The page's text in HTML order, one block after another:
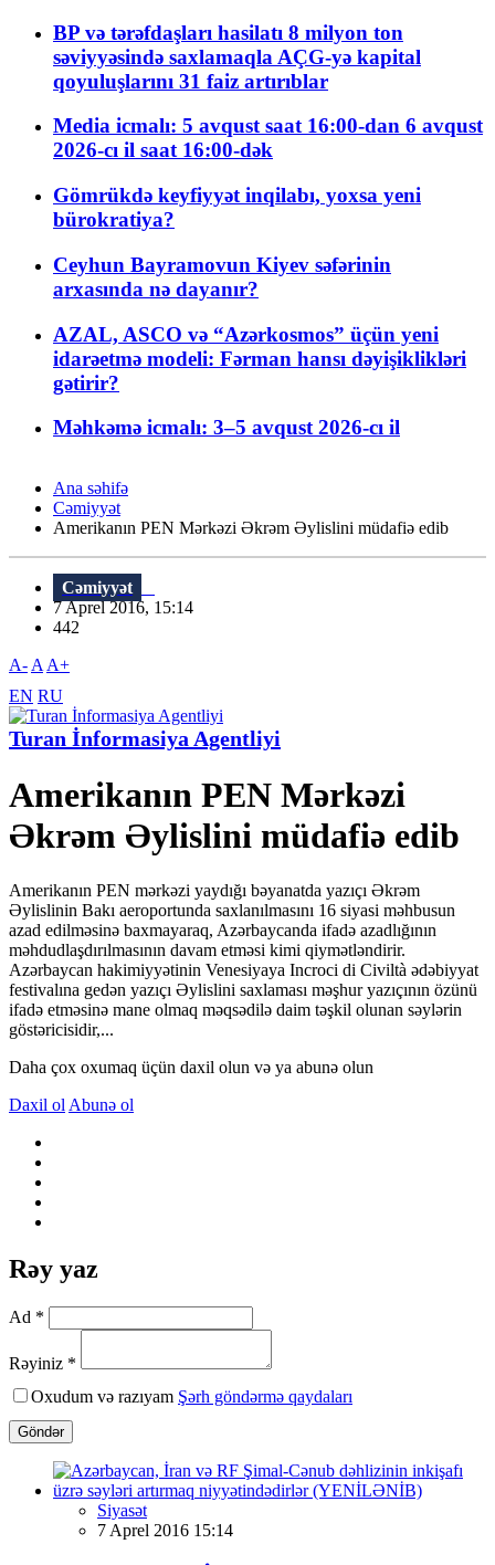
BP və tərəfdaşları hasilatı 8 milyon ton
səviyyəsində saxlamaqla AÇG-yə kapital
qoyuluşlarını 31 faiz artırıblar
Media icmalı: 5 avqust saat 16:00-dan 6 avqust
2026-cı il saat 16:00-dək
Gömrükdə keyfiyyət inqilabı, yoxsa yeni
bürokratiya?
Ceyhun Bayramovun Kiyev səfərinin
arxasında nə dayanır?
AZAL, ASCO və “Azərkosmos” üçün yeni
idarəetmə modeli: Fərman hansı dəyişiklikləri
gətirir?
Məhkəmə icmalı: 3–5 avqust 2026-cı il
Ana səhifə
Cəmiyyət
Amerikanın PEN Mərkəzi Əkrəm Əylislini müdafiə edib
Cəmiyyət
7 Aprel 2016, 15:14
442
A- A A+
EN RU
Turan İnformasiya Agentliyi
Amerikanın PEN Mərkəzi
Əkrəm Əylislini müdafiə edib
Amerikanın PEN mərkəzi yaydığı bəyanatda yazıçı Əkrəm
Əylislinin Bakı aeroportunda saxlanılmasını 16 siyasi məhbusun
azad edilməsinə baxmayaraq, Azərbaycanda ifadə azadlığının
məhdudlaşdırılmasının davam etməsi kimi qiymətləndirir.
Azərbaycan hakimiyyətinin Venesiyaya Incroci di Civiltà ədəbiyyat
festivalına gedən yazıçı Əylislini saxlaması məşhur yazıçının özünü
ifadə etməsinə mane olmaq məqsədilə daim təşkil olunan səylərin
göstəricisidir,...
Daha çox oxumaq üçün daxil olun və ya abunə olun
Daxil ol Abunə ol
Rəy yaz
Ad *
Rəyiniz *
Oxudum və razıyam Şərh göndərmə qaydaları
Göndər
Siyasət
7 Aprel 2016 15:14